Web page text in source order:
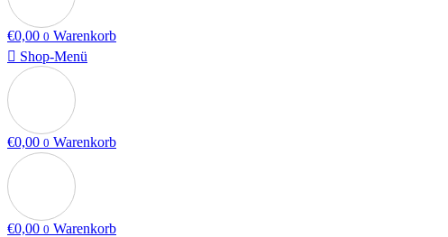
€0,00 0 Warenkorb
Shop-Menü
€0,00 0 Warenkorb
€0,00 0 Warenkorb